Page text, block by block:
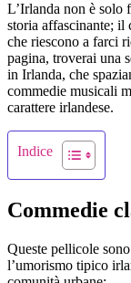
L’Irlanda non è solo
storia affascinante; il
che riescono a farci
pagina, troverai una
in Irlanda, che
commedie musicali
carattere irlandese.
Indice
Commedie
Queste pellicole
l’umorismo tipico